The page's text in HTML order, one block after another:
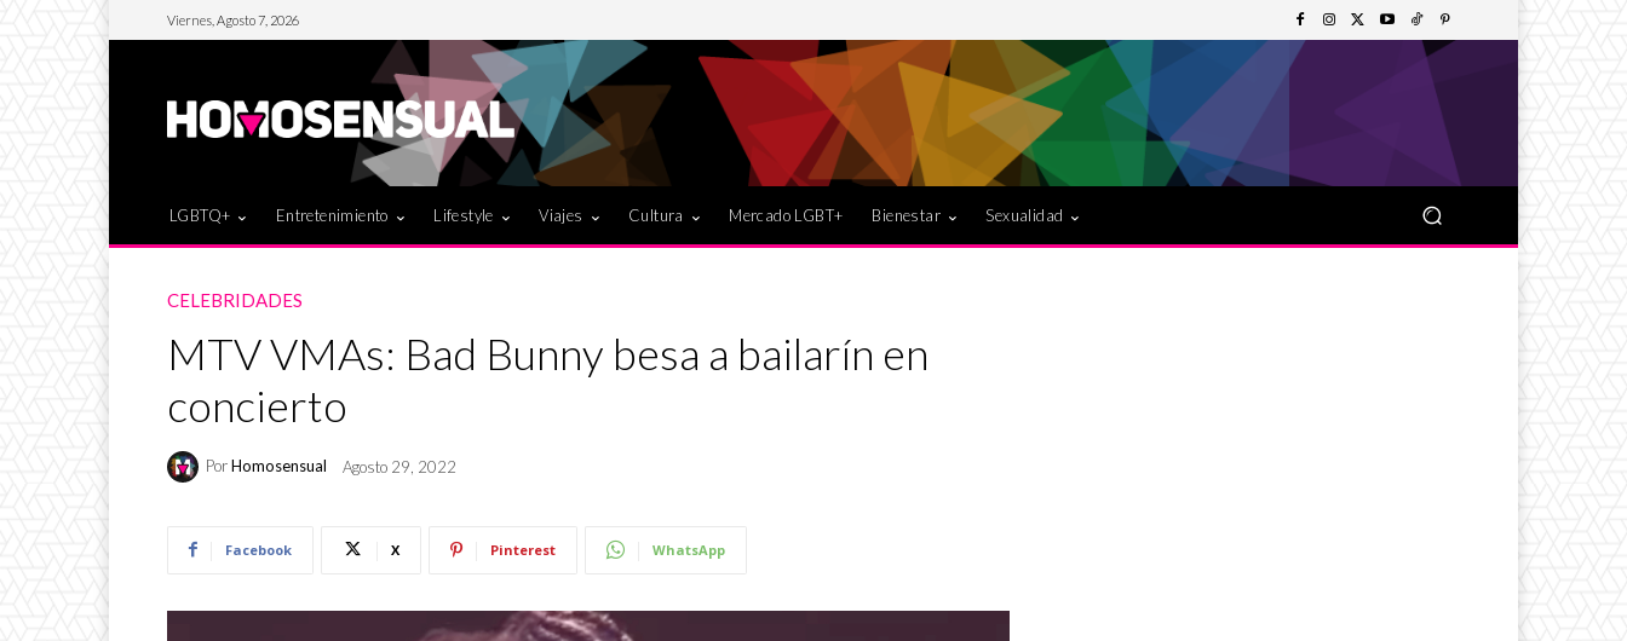
Viernes, Agosto 7, 2026
LGBTQ+ Entretenimiento Lifestyle Viajes Cultura Mercado LGBT+ Bienestar Sexualidad
CELEBRIDADES
MTV VMAs: Bad Bunny besa a bailarín en
concierto
PorHomosensual Agosto 29, 2022
Facebook X Pinterest WhatsApp